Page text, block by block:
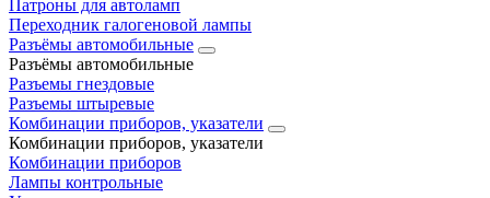
Патроны для автоламп
Переходник галогеновой лампы
Разъёмы автомобильные
Разъёмы автомобильные
Разъемы гнездовые
Разъемы штыревые
Комбинации приборов, указатели
Комбинации приборов, указатели
Комбинации приборов
Лампы контрольные